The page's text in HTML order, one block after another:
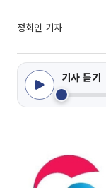
정회인 기자
기사 듣기